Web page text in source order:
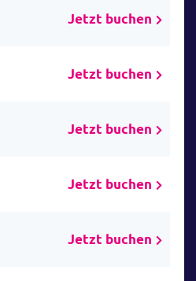
Jetzt buchen
Jetzt buchen
Jetzt buchen
Jetzt buchen
Jetzt buchen